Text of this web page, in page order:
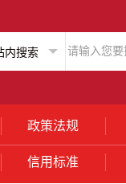
政策法规
信用标准